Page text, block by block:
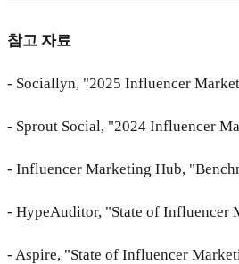
참고 자료
- Sociallyn, "2025 Influencer
- Sprout Social, "2024 Influencer
- Influencer Marketing Hub,
- HypeAuditor, "State of Influencer
- Aspire, "State of Influencer